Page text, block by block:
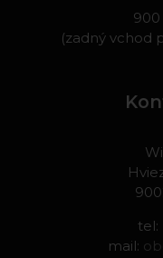
(zadný vchod
tel:
mail: